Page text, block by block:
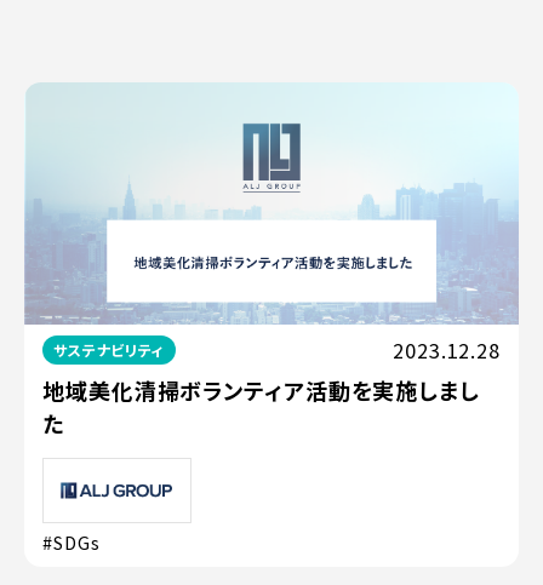
サステナビリティ 2023.12.28
地域美化清掃ボランティア活動を実施しまし
た
#SDGs